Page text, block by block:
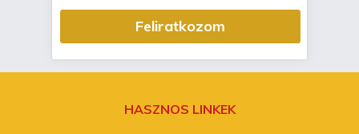
Feliratkozom
HASZNOS LINKEK